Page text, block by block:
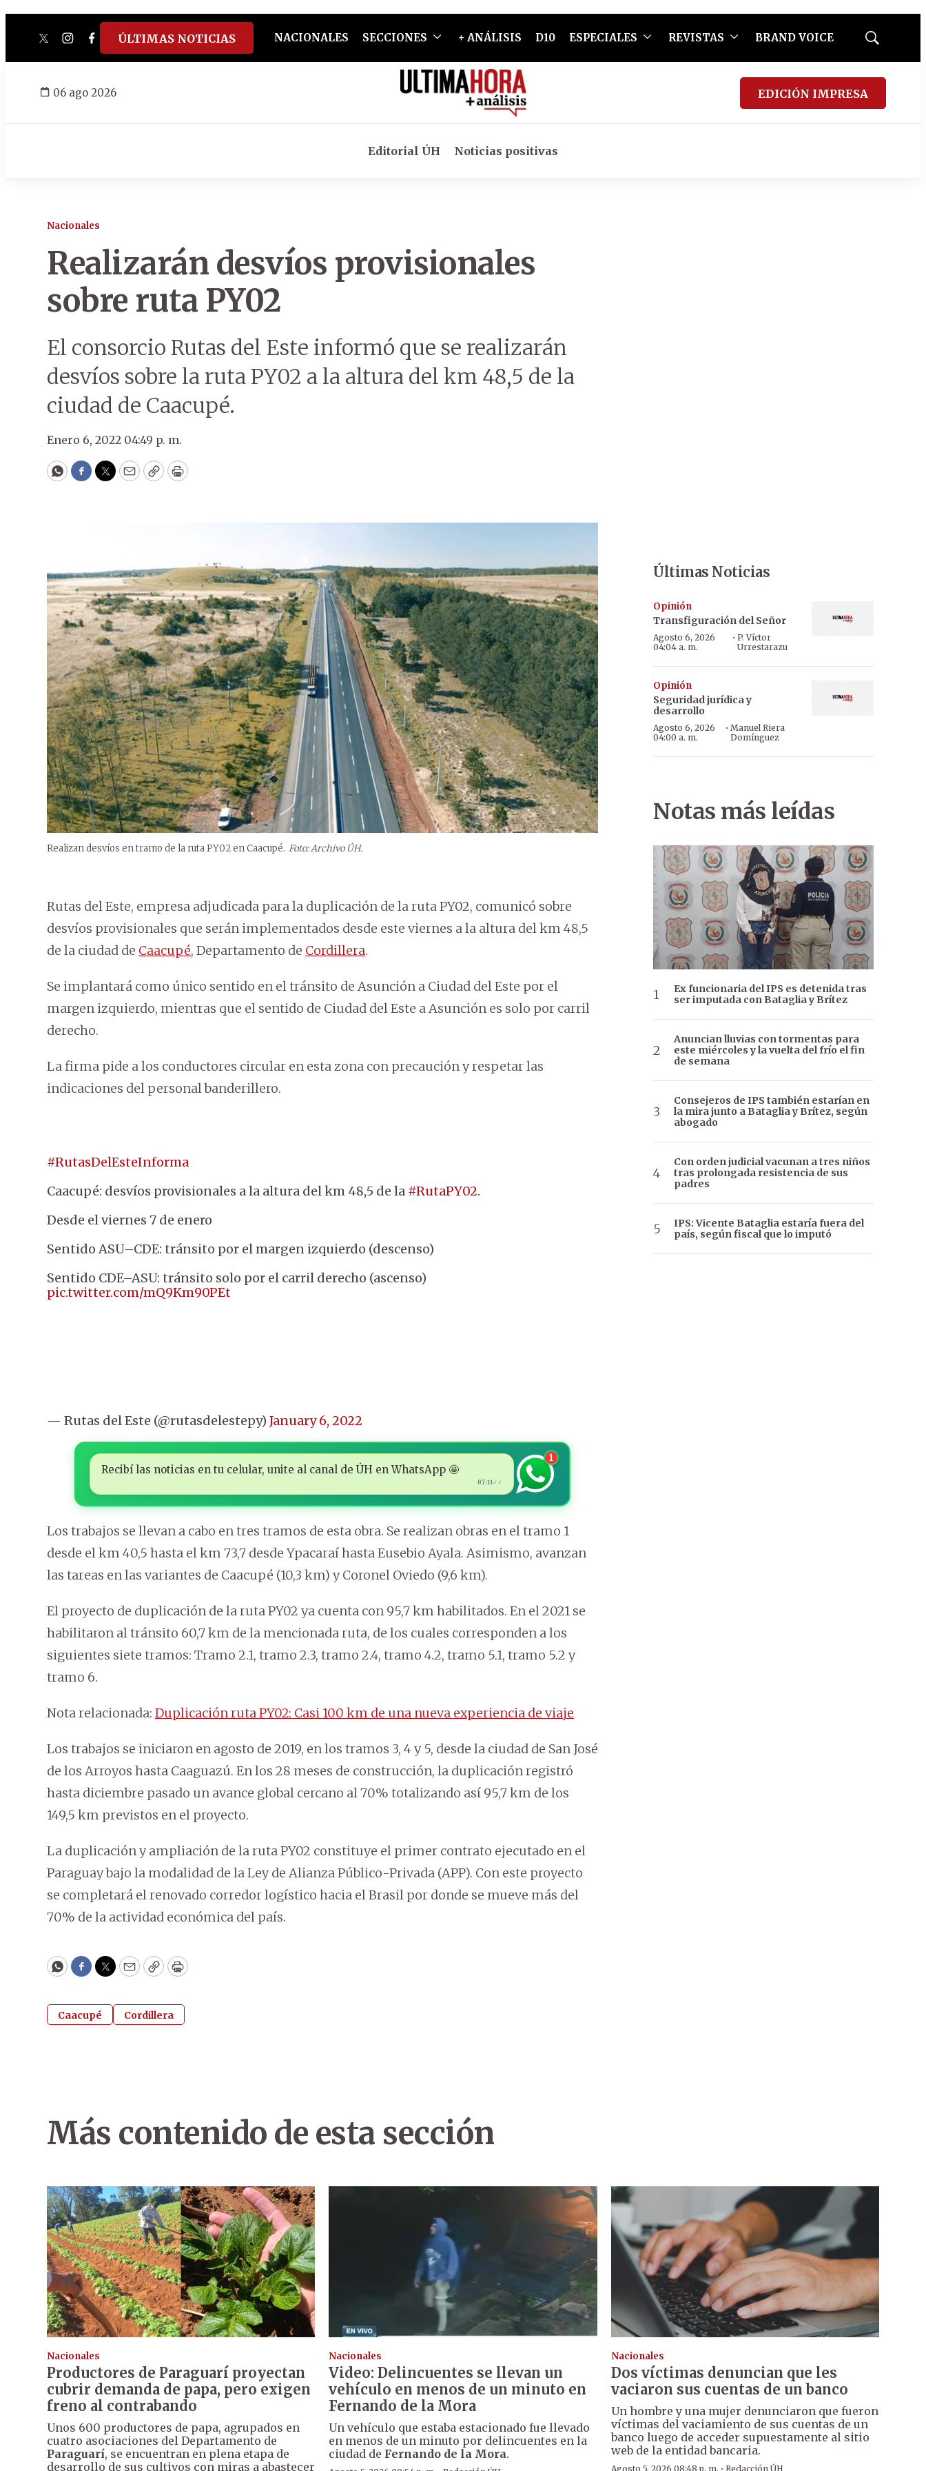
twitterinstagram
facebook
tiktokyoutube
spotify
ÚLTIMAS NOTICIAS NACIONALES SECCIONES + ANÁLISIS D10 ESPECIALES REVISTAS BRAND VOICE
Mostrar
06 ago 2026 EDICIÓN IMPRESA
Editorial ÚH Noticias positivas
Nacionales
Realizarán desvíos provisionales
sobre ruta PY02
El consorcio Rutas del Este informó que se realizarán
desvíos sobre la ruta PY02 a la altura del km 48,5 de la
ciudad de Caacupé.
Enero 6, 2022 04:49 p. m.
WhatsApp
Facebook
Twitter
EmailCopyPrint
Realizan desvíos en tramo de la ruta PY02 en Caacupé. Foto: Archivo ÚH.
Rutas del Este, empresa adjudicada para la duplicación de la ruta PY02, comunicó sobre
desvíos provisionales que serán implementados desde este viernes a la altura del km 48,5
de la ciudad de Caacupé, Departamento de Cordillera.
Se implantará como único sentido en el tránsito de Asunción a Ciudad del Este por el
margen izquierdo, mientras que el sentido de Ciudad del Este a Asunción es solo por carril
derecho.
La firma pide a los conductores circular en esta zona con precaución y respetar las
indicaciones del personal banderillero.
#RutasDelEsteInforma
Caacupé: desvíos provisionales a la altura del km 48,5 de la #RutaPY02.
Desde el viernes 7 de enero
Sentido ASU–CDE: tránsito por el margen izquierdo (descenso)
Sentido CDE–ASU: tránsito solo por el carril derecho (ascenso)
pic.twitter.com/mQ9Km90PEt
— Rutas del Este (@rutasdelestepy) January 6, 2022
Recibí las noticias en tu celular, unite al canal de ÚH en WhatsApp 🤩
07:11✓✓
1
Los trabajos se llevan a cabo en tres tramos de esta obra. Se realizan obras en el tramo 1
desde el km 40,5 hasta el km 73,7 desde Ypacaraí hasta Eusebio Ayala. Asimismo, avanzan
las tareas en las variantes de Caacupé (10,3 km) y Coronel Oviedo (9,6 km).
El proyecto de duplicación de la ruta PY02 ya cuenta con 95,7 km habilitados. En el 2021 se
habilitaron al tránsito 60,7 km de la mencionada ruta, de los cuales corresponden a los
siguientes siete tramos: Tramo 2.1, tramo 2.3, tramo 2.4, tramo 4.2, tramo 5.1, tramo 5.2 y
tramo 6.
Nota relacionada: Duplicación ruta PY02: Casi 100 km de una nueva experiencia de viaje
Los trabajos se iniciaron en agosto de 2019, en los tramos 3, 4 y 5, desde la ciudad de San José
de los Arroyos hasta Caaguazú. En los 28 meses de construcción, la duplicación registró
hasta diciembre pasado un avance global cercano al 70% totalizando así 95,7 km de los
149,5 km previstos en el proyecto.
La duplicación y ampliación de la ruta PY02 constituye el primer contrato ejecutado en el
Paraguay bajo la modalidad de la Ley de Alianza Público-Privada (APP). Con este proyecto
se completará el renovado corredor logístico hacia el Brasil por donde se mueve más del
70% de la actividad económica del país.
WhatsApp
Facebook
Twitter
EmailCopyPrint
Caacupé Cordillera
Últimas Noticias
Opinión
Transfiguración del Señor
Agosto 6, 2026
04:04 a. m.
· P. Víctor
Urrestarazu
Opinión
Seguridad jurídica y
desarrollo
Agosto 6, 2026
04:00 a. m.
· Manuel Riera
Domínguez
Notas más leídas
Ex funcionaria del IPS es detenida tras
ser imputada con Bataglia y Brítez
Anuncian lluvias con tormentas para
este miércoles y la vuelta del frío el fin
de semana
Consejeros de IPS también estarían en
la mira junto a Bataglia y Brítez, según
abogado
Con orden judicial vacunan a tres niños
tras prolongada resistencia de sus
padres
IPS: Vicente Bataglia estaría fuera del
país, según fiscal que lo imputó
Más contenido de esta sección
Nacionales
Productores de Paraguarí proyectan
cubrir demanda de papa, pero exigen
freno al contrabando
Unos 600 productores de papa, agrupados en
cuatro asociaciones del Departamento de
Paraguarí, se encuentran en plena etapa de
desarrollo de sus cultivos con miras a abastecer
Nacionales
Video: Delincuentes se llevan un
vehículo en menos de un minuto en
Fernando de la Mora
Un vehículo que estaba estacionado fue llevado
en menos de un minuto por delincuentes en la
ciudad de Fernando de la Mora.
Nacionales
Dos víctimas denuncian que les
vaciaron sus cuentas de un banco
Un hombre y una mujer denunciaron que fueron
víctimas del vaciamiento de sus cuentas de un
banco luego de acceder supuestamente al sitio
web de la entidad bancaria.
Agosto 5, 2026 08:48 p. m. Redacción ÚH